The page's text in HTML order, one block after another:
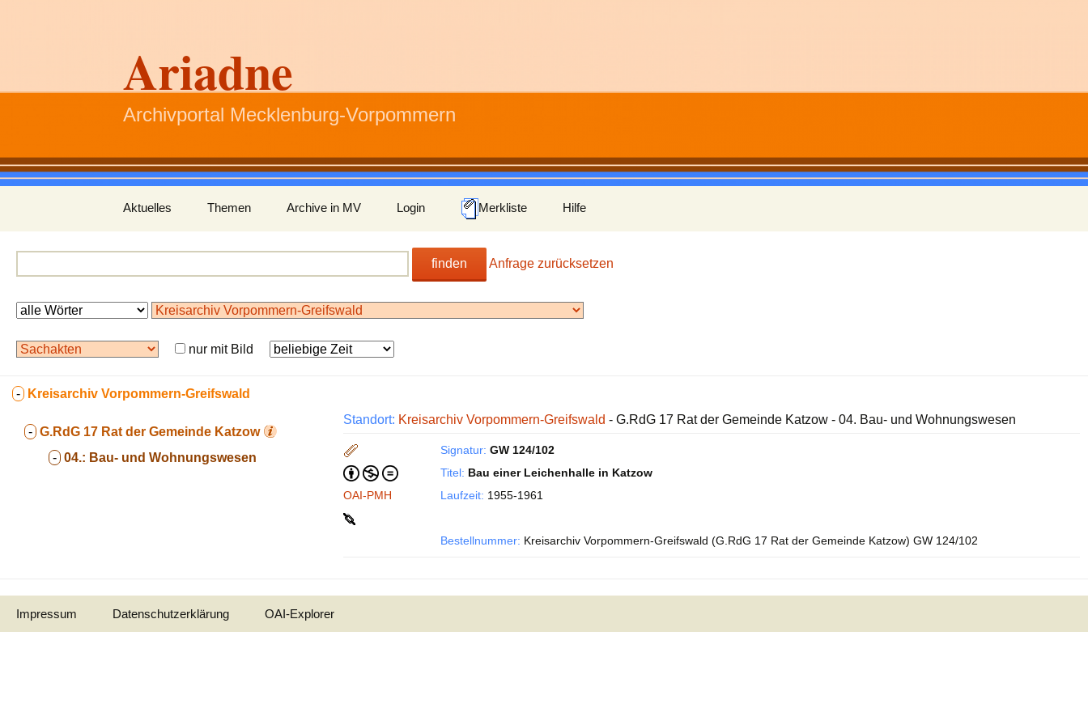
Ariadne
Archivportal Mecklenburg-Vorpommern
Inhalt
springen
Aktuelles Themen Archive in MV Login Merkliste Hilfe
finden Anfrage zurücksetzen
nur mit Bild
- Kreisarchiv Vorpommern-Greifswald
- G.RdG 17 Rat der Gemeinde Katzow
- 04.: Bau- und Wohnungswesen
Standort: Kreisarchiv Vorpommern-Greifswald - G.RdG 17 Rat der Gemeinde Katzow - 04. Bau- und Wohnungswesen
OAI-PMH
Signatur: GW 124/102
Titel: Bau einer Leichenhalle in Katzow
Laufzeit: 1955-1961
Bestellnummer: Kreisarchiv Vorpommern-Greifswald (G.RdG 17 Rat der Gemeinde Katzow) GW 124/102
Impressum Datenschutzerklärung OAI-Explorer